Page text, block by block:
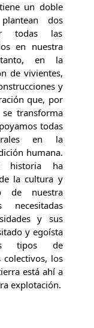
un doble
dos
todas las
en nuestra
en la
de vivientes,
y
que, por
transforma
todas
en la
humana.
historia ha
la cultura y
de nuestra
necesitadas
y sus
y egoísta
tipos de
colectivos, los
está ahí a
explotación.